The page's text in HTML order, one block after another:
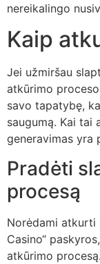
nereikalingo
Kaip
Jei užmiršau
atkūrimo
savo tapatybę,
saugumą. Kai tai
generavimas yra
Pradėti
procesą
Norėdami atkurti
Casino“
atkūrimo